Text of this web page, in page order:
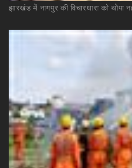
झारखंड में नागपुर की विचारधारा को थोपा